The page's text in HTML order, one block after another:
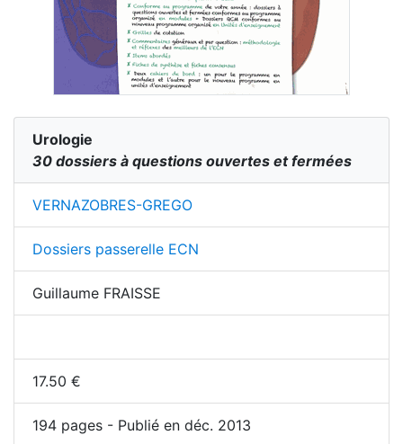
Urologie
30 dossiers à questions ouvertes et fermées
VERNAZOBRES-GREGO
Dossiers passerelle ECN
Guillaume FRAISSE
17.50 €
194 pages - Publié en déc. 2013